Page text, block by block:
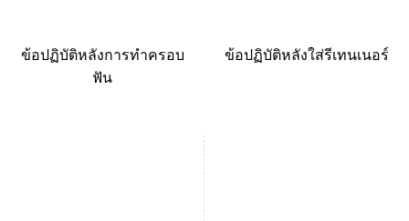
ข้อปฏิบัติหลังการทำครอบ
ฟัน
ข้อปฏิบัติหลังใส่รีเทนเนอร์